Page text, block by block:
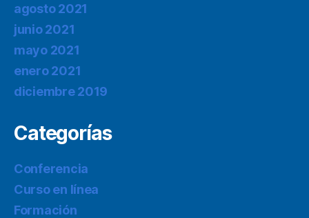
agosto 2021
junio 2021
mayo 2021
enero 2021
diciembre 2019
Categorías
Conferencia
Curso en línea
Formación